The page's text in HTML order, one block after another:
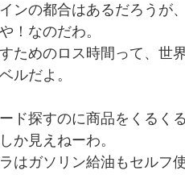
ンの都合はあるだろうが
！なのだわ。
ためのロス時間って、世
ルだよ。
ド探すのに商品をくるく
か見えねーわ。
はガソリン給油もセルフ